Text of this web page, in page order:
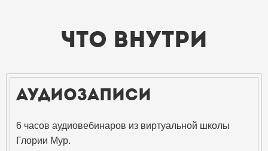
Что внутри
Аудиозаписи
6 часов аудиовебинаров из виртуальной школы
Глории Мур.